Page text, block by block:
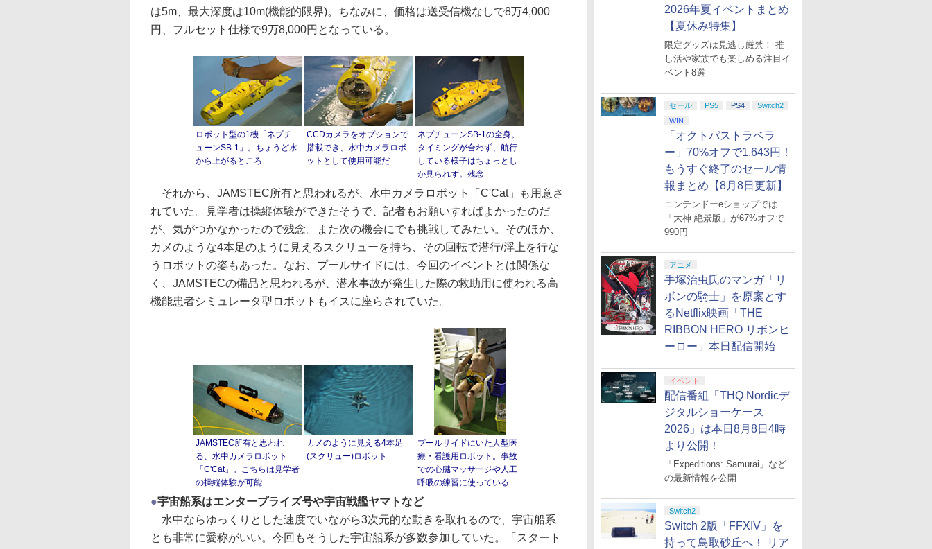
2026年夏イベントまとめ
【夏休み特集】
限定グッズは見逃し厳禁！ 推
し活や家族でも楽しめる注目イ
ベント8選
セール PS5 PS4
Switch2
WIN
「オクトパストラベラ
ー」70%オフで1,643円！
もうすぐ終了のセール情
報まとめ【8月8日更新】
ニンテンドーeショップでは
「大神 絶景版」が67%オフで
990円
アニメ
手塚治虫氏のマンガ「リ
ボンの騎士」を原案とす
るNetflix映画「THE
RIBBON HERO リボンヒ
ーロー」本日配信開始
イベント
配信番組「THQ Nordicデ
ジタルショーケース
2026」は本日8月8日4時
より公開！
「Expeditions: Samurai」など
の最新情報を公開
Switch2
Switch 2版「FFXIV」を
持って鳥取砂丘へ！ リア
は5m、最大深度は10m(機能的限界)。ちなみに、価格は送受信機なしで8万4,000
円、フルセット仕様で9万8,000円となっている。
ロボット型の1機「ネプチ
ューンSB-1」。ちょうど水
から上がるところ
CCDカメラをオプションで
搭載でき、水中カメラロボ
ットとして使用可能だ
ネプチューンSB-1の全身。
タイミングが合わず、航行
している様子はちょっとし
か見られず。残念
それから、JAMSTEC所有と思われるが、水中カメラロボット「C'Cat」も用意さ
れていた。見学者は操縦体験ができたそうで、記者もお願いすればよかったのだ
が、気がつかなかったので残念。また次の機会にでも挑戦してみたい。そのほか、
カメのような4本足のように見えるスクリューを持ち、その回転で潜行/浮上を行な
うロボットの姿もあった。なお、プールサイドには、今回のイベントとは関係な
く、JAMSTECの備品と思われるが、潜水事故が発生した際の救助用に使われる高
機能患者シミュレータ型ロボットもイスに座らされていた。
JAMSTEC所有と思われ
る、水中カメラロボット
「C'Cat」。こちらは見学者
の操縦体験が可能
カメのように見える4本足
(スクリュー)ロボット
プールサイドにいた人型医
療・看護用ロボット。事故
での心臓マッサージや人工
呼吸の練習に使っている
●宇宙船系はエンタープライズ号や宇宙戦艦ヤマトなど
水中ならゆっくりとした速度でいながら3次元的な動きを取れるので、宇宙船系
とも非常に愛称がいい。今回もそうした宇宙船系が多数参加していた。「スタート